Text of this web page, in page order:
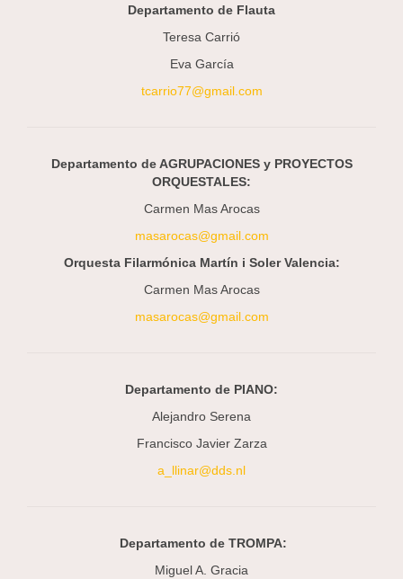
Departamento de Flauta
Teresa Carrió
Eva García
tcarrio77@gmail.com
Departamento de AGRUPACIONES y PROYECTOS
ORQUESTALES:
Carmen Mas Arocas
masarocas@gmail.com
Orquesta Filarmónica Martín i Soler Valencia:
Carmen Mas Arocas
masarocas@gmail.com
Departamento de PIANO:
Alejandro Serena
Francisco Javier Zarza
a_llinar@dds.nl
Departamento de TROMPA:
Miguel A. Gracia